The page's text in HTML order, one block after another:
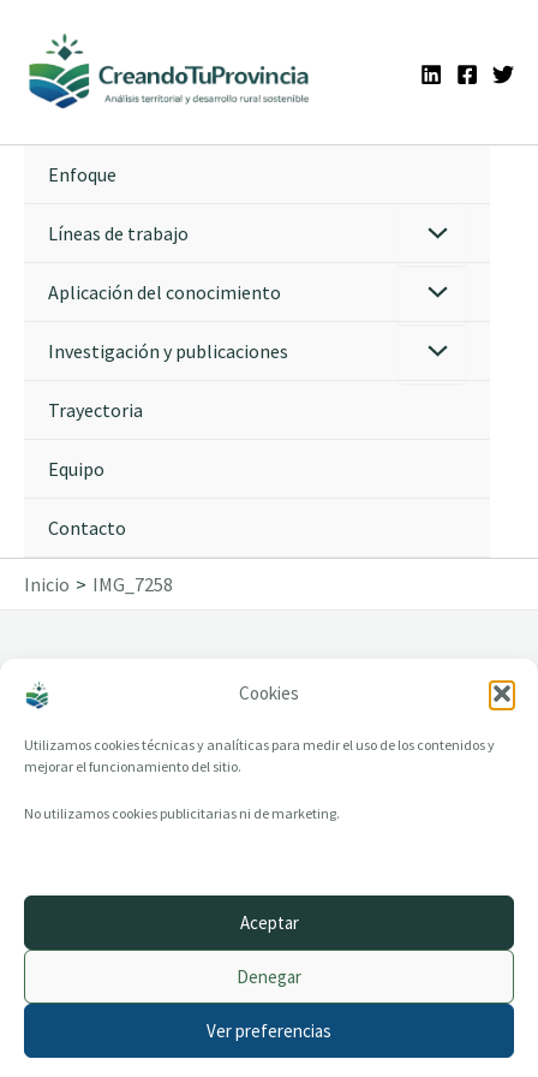
Cookies
Utilizamos cookies técnicas y analíticas para medir el uso de los contenidos y
mejorar el funcionamiento del sitio.
No utilizamos cookies publicitarias ni de marketing.
Aceptar
Denegar
Ver preferencias
contenido
Enfoque
Líneas de trabajo
Aplicación del conocimiento
Investigación y publicaciones
Trayectoria
Equipo
Contacto
Inicio IMG_7258
IMG_7258
© 2014–2026 creandotuprovincia.es · Todos los derechos reservados
Política de Cookies
Archivo histórico